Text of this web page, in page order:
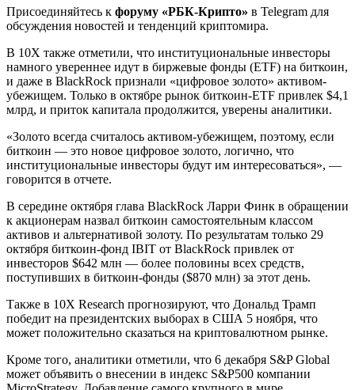
Присоединяйтесь к форуму «РБК-Крипто» в Telegram для
обсуждения новостей и тенденций криптомира.
В 10X также отметили, что институциональные инвесторы
намного увереннее идут в биржевые фонды (ETF) на биткоин,
и даже в BlackRock признали «цифровое золото» активом-
убежищем. Только в октябре рынок биткоин-ETF привлек $4,1
млрд, и приток капитала продолжится, уверены аналитики.
«Золото всегда считалось активом-убежищем, поэтому, если
биткоин — это новое цифровое золото, логично, что
институциональные инвесторы будут им интересоваться», —
говорится в отчете.
В середине октября глава BlackRock Ларри Финк в обращении
к акционерам назвал биткоин самостоятельным классом
активов и альтернативой золоту. По результатам только 29
октября биткоин-фонд IBIT от BlackRock привлек от
инвесторов $642 млн — более половины всех средств,
поступивших в биткоин-фонды ($870 млн) за этот день.
Также в 10X Research прогнозируют, что Дональд Трамп
победит на президентских выборах в США 5 ноября, что
может положительно сказаться на криптовалютном рынке.
Кроме того, аналитики отметили, что 6 декабря S&P Global
может объявить о внесении в индекс S&P500 компании